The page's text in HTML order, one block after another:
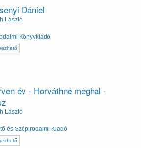
Dániel
László
Könyvkiadó
év - Horváthné meghal -
László
és Szépirodalmi Kiadó